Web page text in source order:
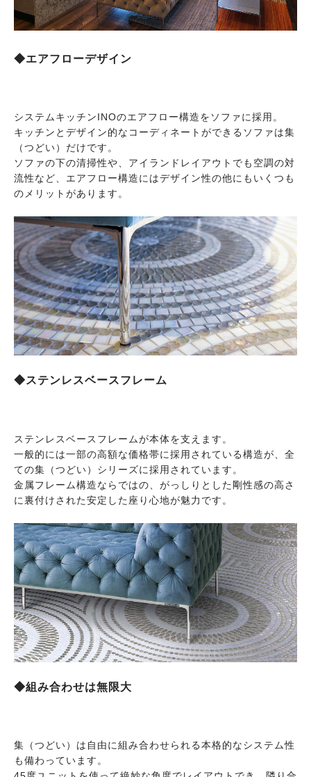
◆エアフローデザイン
システムキッチンINOのエアフロー構造をソファに採用。
キッチンとデザイン的なコーディネートができるソファは集
（つどい）だけです。
ソファの下の清掃性や、アイランドレイアウトでも空調の対
流性など、エアフロー構造にはデザイン性の他にもいくつも
のメリットがあります。
◆ステンレスベースフレーム
ステンレスベースフレームが本体を支えます。
一般的には一部の高額な価格帯に採用されている構造が、全
ての集（つどい）シリーズに採用されています。
金属フレーム構造ならではの、がっしりとした剛性感の高さ
に裏付けされた安定した座り心地が魅力です。
◆組み合わせは無限大
集（つどい）は自由に組み合わせられる本格的なシステム性
も備わっています。